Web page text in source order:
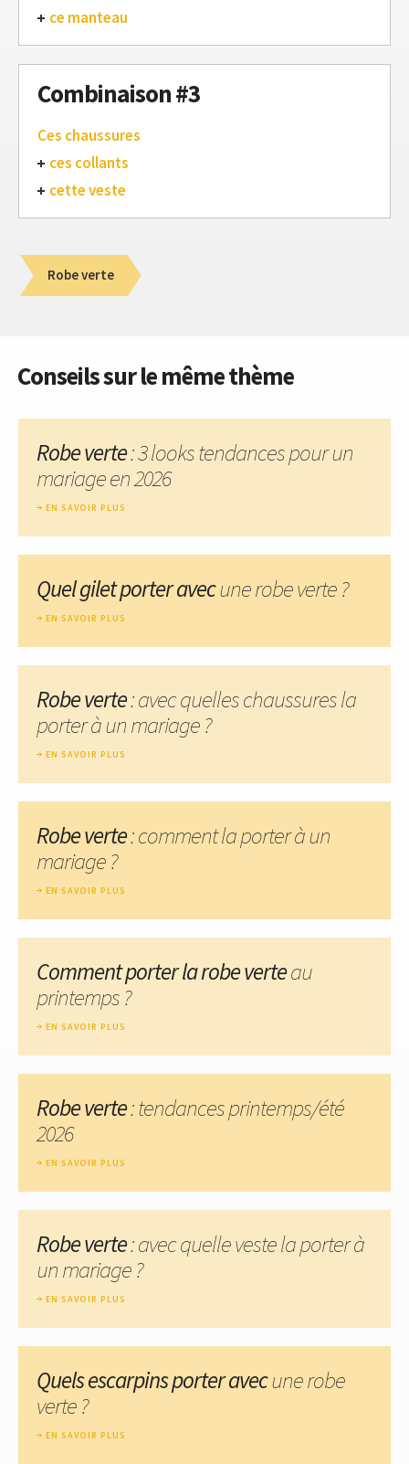
ce manteau
Combinaison #3
Ces chaussures
ces collants
cette veste
Robe verte
Conseils sur le même thème
Robe verte: 3 looks tendances pour un
mariage en 2026
EN SAVOIR PLUS
Quel gilet porter avecune robe verte ?
EN SAVOIR PLUS
Robe verte: avec quelles chaussures la
porter à un mariage ?
EN SAVOIR PLUS
Robe verte: comment la porter à un
mariage ?
EN SAVOIR PLUS
Comment porter la robe verteau
printemps ?
EN SAVOIR PLUS
Robe verte: tendances printemps/été
2026
EN SAVOIR PLUS
Robe verte: avec quelle veste la porter à
un mariage ?
EN SAVOIR PLUS
Quels escarpins porter avecune robe
verte ?
EN SAVOIR PLUS